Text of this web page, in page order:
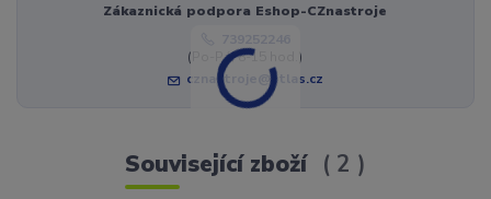
Zákaznická podpora Eshop-CZnastroje
(Po-Pá, 8-15 hod.)
cznastroje@atlas.cz
Související zboží 2